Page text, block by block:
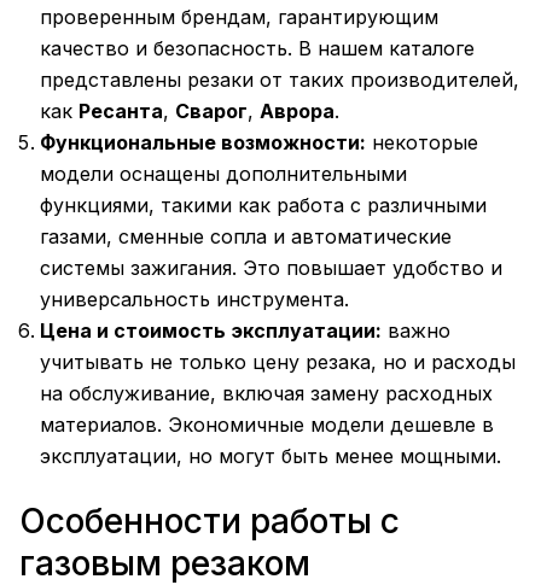
проверенным брендам, гарантирующим
качество и безопасность. В нашем каталоге
представлены резаки от таких производителей,
как Ресанта, Сварог, Аврора.
Функциональные возможности: некоторые
модели оснащены дополнительными
функциями, такими как работа с различными
газами, сменные сопла и автоматические
системы зажигания. Это повышает удобство и
универсальность инструмента.
Цена и стоимость эксплуатации: важно
учитывать не только цену резака, но и расходы
на обслуживание, включая замену расходных
материалов. Экономичные модели дешевле в
эксплуатации, но могут быть менее мощными.
Особенности работы с
газовым резаком